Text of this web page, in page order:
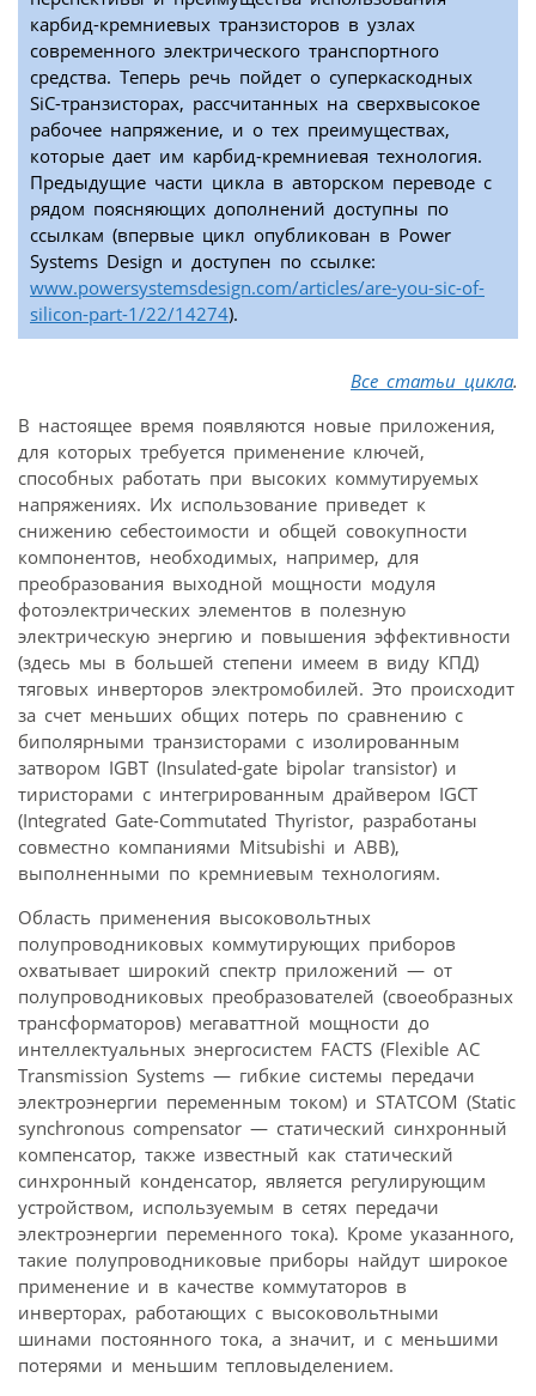
карбид-кремниевых транзисторов в узлах
современного электрического транспортного
средства. Теперь речь пойдет о суперкаскодных
SiC-транзисторах, рассчитанных на сверхвысокое
рабочее напряжение, и о тех преимуществах,
которые дает им карбид-кремниевая технология.
Предыдущие части цикла в авторском переводе с
рядом поясняющих дополнений доступны по
ссылкам (впервые цикл опубликован в Power
Systems Design и доступен по ссылке:
www.powersystemsdesign.com/articles/are-you-sic-of-
silicon-part-1/22/14274).
Все статьи цикла.
В настоящее время появляются новые приложения,
для которых требуется применение ключей,
способных работать при высоких коммутируемых
напряжениях. Их использование приведет к
снижению себестоимости и общей совокупности
компонентов, необходимых, например, для
преобразования выходной мощности модуля
фотоэлектрических элементов в полезную
электрическую энергию и повышения эффективности
(здесь мы в большей степени имеем в виду КПД)
тяговых инверторов электромобилей. Это происходит
за счет меньших общих потерь по сравнению с
биполярными транзисторами с изолированным
затвором IGBT (Insulated-gate bipolar transistor) и
тиристорами с интегрированным драйвером IGCT
(Integrated Gate-Commutated Thyristor, разработаны
совместно компаниями Mitsubishi и ABB),
выполненными по кремниевым технологиям.
Область применения высоковольтных
полупроводниковых коммутирующих приборов
охватывает широкий спектр приложений — от
полупроводниковых преобразователей (своеобразных
трансформаторов) мегаваттной мощности до
интеллектуальных энергосистем FACTS (Flexible AC
Transmission Systems — гибкие системы передачи
электроэнергии переменным током) и STATCOM (Static
synchronous compensator — статический синхронный
компенсатор, также известный как статический
синхронный конденсатор, является регулирующим
устройством, используемым в сетях передачи
электроэнергии переменного тока). Кроме указанного,
такие полупроводниковые приборы найдут широкое
применение и в качестве коммутаторов в
инверторах, работающих с высоковольтными
шинами постоянного тока, а значит, и с меньшими
потерями и меньшим тепловыделением.